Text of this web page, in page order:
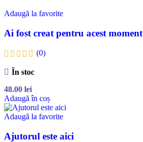
Adaugă la favorite
Ai fost creat pentru acest moment
(0)
În stoc
48.00 lei
Adaugă în coș
Adaugă la favorite
Ajutorul este aici